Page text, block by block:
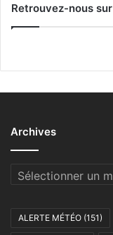
Retrouvez-nous
Archives
Archives
ALERTE MÉTÉO (151)